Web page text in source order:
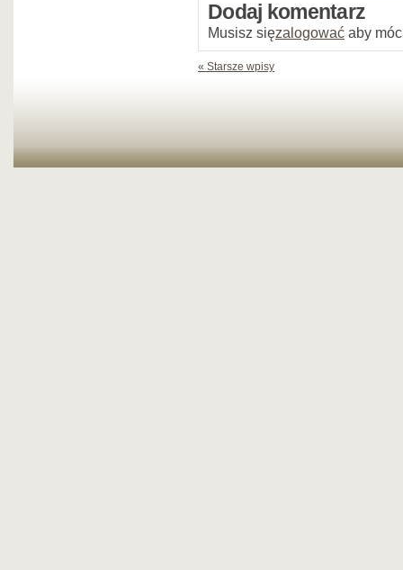
Dodaj komentarz
Musisz sięzalogować aby
« Starsze wpisy